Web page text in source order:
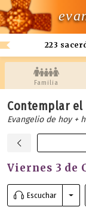
223
Familia
Contemplar el
Evangelio de hoy +
Viernes 3 de
Escuchar